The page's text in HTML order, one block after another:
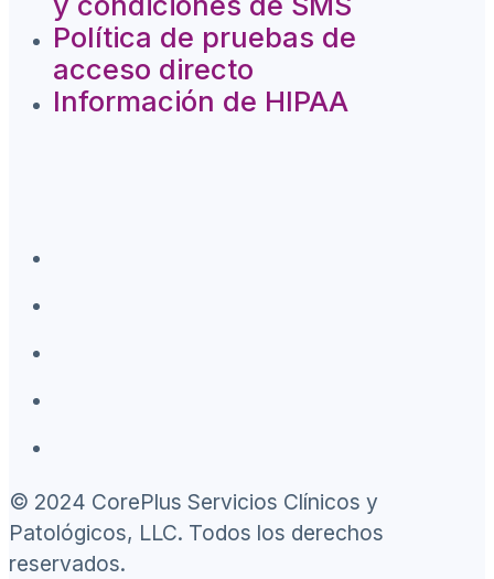
Política de pruebas de
acceso directo
Información de HIPAA
© 2024 CorePlus Servicios Clínicos y
Patológicos, LLC. Todos los derechos
reservados.